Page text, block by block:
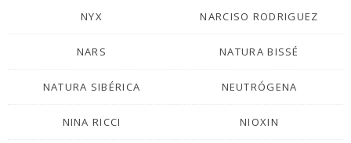
NYX NARCISO RODRIGUEZ
NARS NATURA BISSÉ
NATURA SIBÉRICA NEUTRÓGENA
NINA RICCI NIOXIN